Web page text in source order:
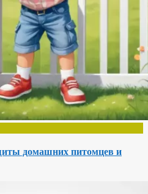
домашних питомцев и